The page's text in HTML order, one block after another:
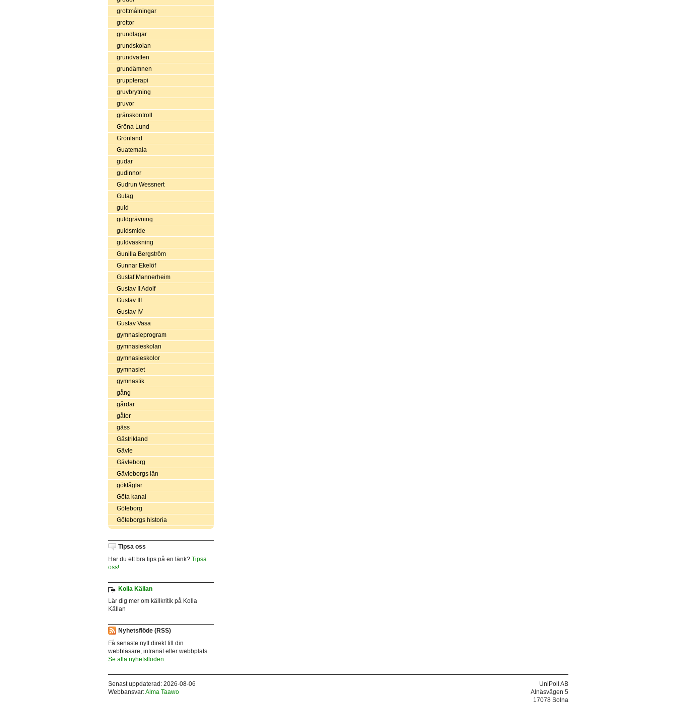
grottmålningar
grottor
grundlagar
grundskolan
grundvatten
grundämnen
gruppterapi
gruvbrytning
gruvor
gränskontroll
Gröna Lund
Grönland
Guatemala
gudar
gudinnor
Gudrun Wessnert
Gulag
guld
guldgrävning
guldsmide
guldvaskning
Gunilla Bergström
Gunnar Ekelöf
Gustaf Mannerheim
Gustav II Adolf
Gustav III
Gustav IV
Gustav Vasa
gymnasieprogram
gymnasieskolan
gymnasieskolor
gymnasiet
gymnastik
gång
gårdar
gåtor
gäss
Gästrikland
Gävle
Gävleborg
Gävleborgs län
gökfåglar
Göta kanal
Göteborg
Göteborgs historia
Tipsa oss
Har du ett bra tips på en länk? Tipsa
oss!
Kolla Källan
Lär dig mer om källkritik på Kolla
Källan
Nyhetsflöde (RSS)
Få senaste nytt direkt till din
webbläsare, intranät eller webbplats.
Se alla nyhetsflöden.
Senast uppdaterad: 2026-08-06
Webbansvar:Alma Taawo
UniPoll AB
Alnäsvägen 5
17078 Solna